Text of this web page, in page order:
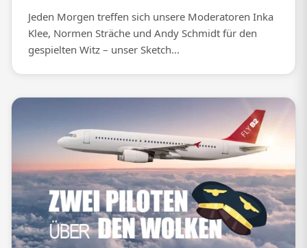
Jeden Morgen treffen sich unsere Moderatoren Inka
Klee, Normen Sträche und Andy Schmidt für den
gespielten Witz – unser Sketch...